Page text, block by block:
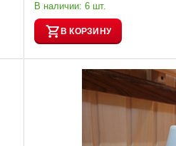
В наличии: 6 шт.
В КОРЗИНУ